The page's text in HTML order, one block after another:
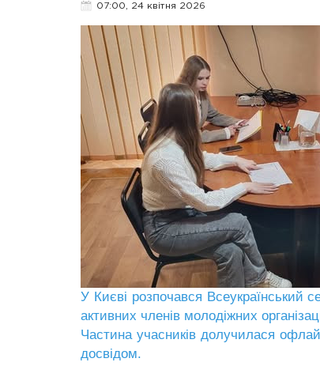
07:00, 24 квітня 2026
У Києві розпочався Всеукраїнський
активних членів молодіжних
Частина учасників долучилася
досвідом.